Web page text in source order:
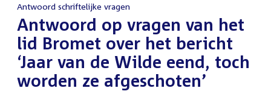
Antwoord schriftelijke vragen
Antwoord op vragen van het
lid Bromet over het bericht
‘Jaar van de Wilde eend, toch
worden ze afgeschoten’